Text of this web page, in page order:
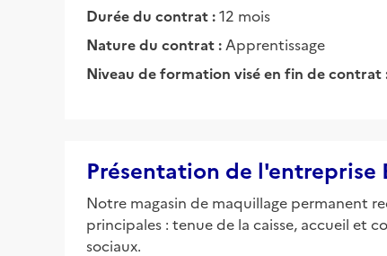
Durée du contrat :12 mois
Nature du contrat : Apprentissage
Niveau de formation visé en fin de contrat
Présentation de l'entreprise
Notre magasin de maquillage permanent
principales : tenue de la caisse, accueil et
sociaux.